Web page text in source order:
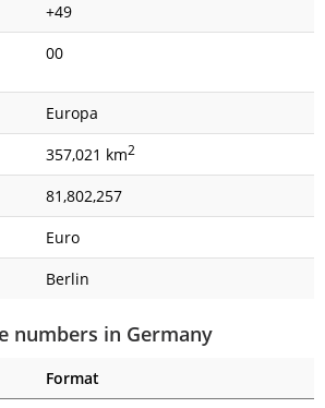
+49
00
Europa
357,021 km2
81,802,257
Euro
Berlin
numbers in Germany
Format